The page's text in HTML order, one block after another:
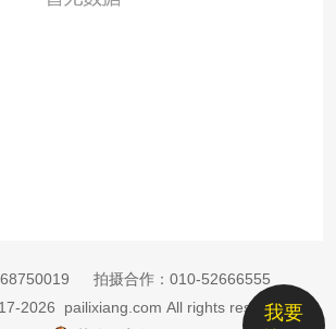
我要
拍摄合作： 010-52666555
2026 pailixiang.com All rights reserved